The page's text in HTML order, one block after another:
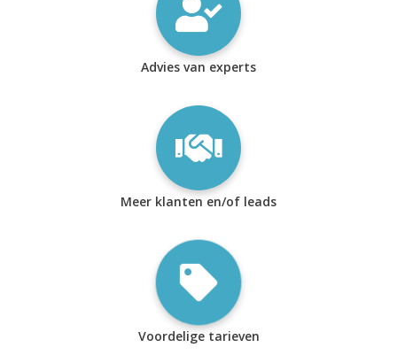
Advies van experts
Meer klanten en/of leads
Voordelige tarieven